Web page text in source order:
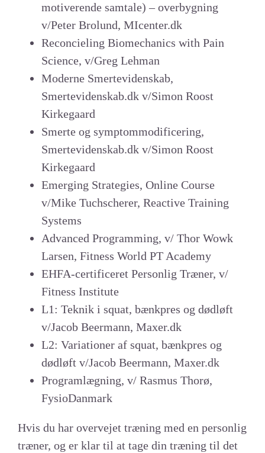
motiverende samtale) – overbygning
v/Peter Brolund, MIcenter.dk
Reconcieling Biomechanics with Pain
Science, v/Greg Lehman
Moderne Smertevidenskab,
Smertevidenskab.dk v/Simon Roost
Kirkegaard
Smerte og symptommodificering,
Smertevidenskab.dk v/Simon Roost
Kirkegaard
Emerging Strategies, Online Course
v/Mike Tuchscherer, Reactive Training
Systems
Advanced Programming, v/ Thor Wowk
Larsen, Fitness World PT Academy
EHFA-certificeret Personlig Træner, v/
Fitness Institute
L1: Teknik i squat, bænkpres og dødløft
v/Jacob Beermann, Maxer.dk
L2: Variationer af squat, bænkpres og
dødløft v/Jacob Beermann, Maxer.dk
Programlægning, v/ Rasmus Thorø,
FysioDanmark
Hvis du har overvejet træning med en personlig
træner, og er klar til at tage din træning til det